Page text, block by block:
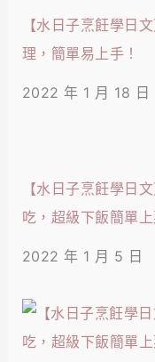
【水日子烹飪學日
理，簡單易上手！
2022 年 1 月 18 日
【水日子烹飪學日
吃，超級下飯簡單上
2022 年 1 月 5 日